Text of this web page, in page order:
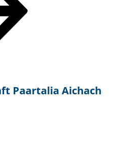
Paartalia Aichach